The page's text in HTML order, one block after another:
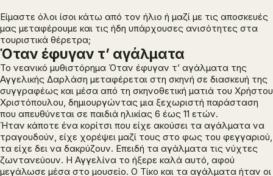
Είμαστε όλοι ίσοι κάτω από τον ήλιο ή μαζί με τις αποσκευές
μας μεταφέρουμε και τις ήδη υπάρχουσες ανισότητες στα
τουριστικά θέρετρα;
Όταν έφυγαν τ’ αγάλματα
Το νεανικό μυθιστόρημα Όταν έφυγαν τ’ αγάλματα της
Αγγελικής Δαρλάση μεταφέρεται στη σκηνή σε διασκευή της
συγγραφέως και μέσα από τη σκηνοθετική ματιά του Χρήστου
Χριστόπουλου, δημιουργώντας μια ξεχωριστή παράσταση
που απευθύνεται σε παιδιά ηλικίας 6 έως 11 ετών.
Ήταν κάποτε ένα κορίτσι που είχε ακούσει τα αγάλματα να
τραγουδούν, είχε χορέψει μαζί τους στο φως του φεγγαριού,
τα είχε δει να δακρύζουν. Επειδή τα αγάλματα τις νύχτες
ζωντανεύουν. Η Αγγελίνα το ήξερε καλά αυτό, αφού
μεγάλωσε μέσα στο μουσείο. Ο Τίκο και τα αγάλματα ήταν οι